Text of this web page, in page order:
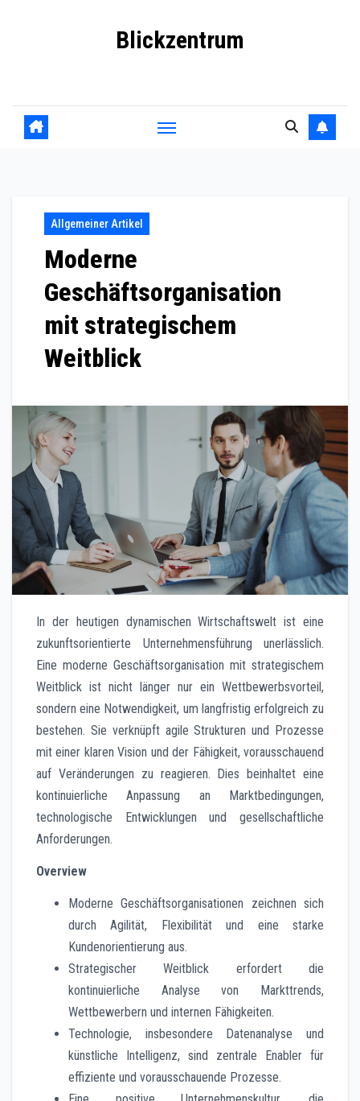
Blickzentrum
Allgemeiner Artikel
Moderne
Geschäftsorganisation
mit strategischem
Weitblick
In der heutigen dynamischen Wirtschaftswelt ist eine
zukunftsorientierte Unternehmensführung unerlässlich.
Eine moderne Geschäftsorganisation mit strategischem
Weitblick ist nicht länger nur ein Wettbewerbsvorteil,
sondern eine Notwendigkeit, um langfristig erfolgreich zu
bestehen. Sie verknüpft agile Strukturen und Prozesse
mit einer klaren Vision und der Fähigkeit, vorausschauend
auf Veränderungen zu reagieren. Dies beinhaltet eine
kontinuierliche Anpassung an Marktbedingungen,
technologische Entwicklungen und gesellschaftliche
Anforderungen.
Overview
Moderne Geschäftsorganisationen zeichnen sich
durch Agilität, Flexibilität und eine starke
Kundenorientierung aus.
Strategischer Weitblick erfordert die
kontinuierliche Analyse von Markttrends,
Wettbewerbern und internen Fähigkeiten.
Technologie, insbesondere Datenanalyse und
künstliche Intelligenz, sind zentrale Enabler für
effiziente und vorausschauende Prozesse.